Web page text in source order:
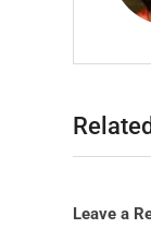
Leave a